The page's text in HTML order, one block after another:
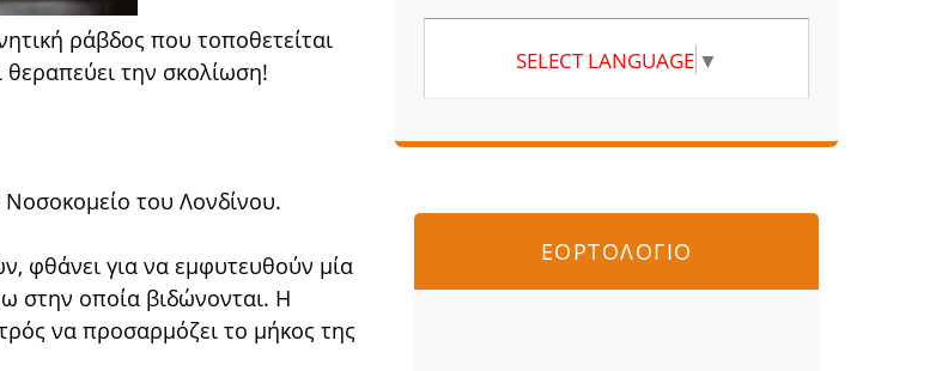
ράβδος που τοποθετείται
την σκολίωση!
Νοσοκομείο του Λονδίνου.
φθάνει για να εμφυτευθούν μία
στην οποία βιδώνονται. Η
να προσαρμόζει το μήκος της
SELECT LANGUAGE ▼
ΕΟΡΤΟΛΟΓΙΟ